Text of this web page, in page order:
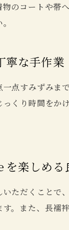
のコートや帯
寧な手作業
点すみずみま
くり時間をか
を楽しめる
ただくことで
。また、長襦